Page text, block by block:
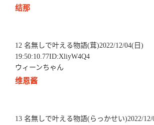
结那
12 名無しで叶える物語(茸)2022/12/04(日)
19:50:10.77ID:XliyW4Q4
ウィーンちゃん
维恩酱
13 名無しで叶える物語(らっかせい)2022/12/